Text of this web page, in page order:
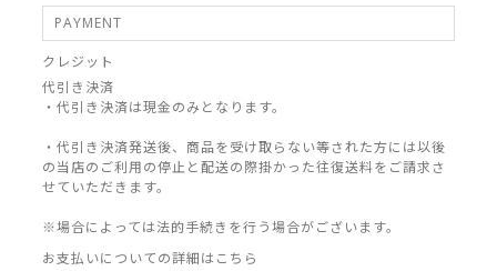
PAYMENT
クレジット
代引き決済
・代引き決済は現金のみとなります。
・代引き決済発送後、商品を受け取らない等された方には以後
の当店のご利用の停止と配送の際掛かった往復送料をご請求さ
せていただきます。
※場合によっては法的手続きを行う場合がございます。
お支払いについての詳細はこちら